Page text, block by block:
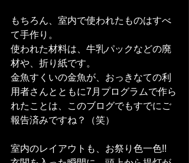
もちろん、室内で使われたものはすべ
て手作り。
使われた材料は、牛乳パックなどの廃
材や、折り紙です。
金魚すくいの金魚が、おっきなての利
用者さんとともに7月プログラムで作ら
れたことは、このブログでもすでにご
報告済みですね？（笑）
室内のレイアウトも、お祭り色一色!!